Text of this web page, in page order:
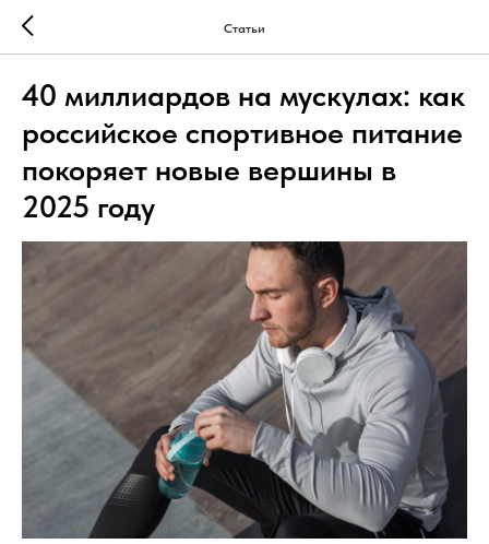
Статьи
40 миллиардов на мускулах: как
российское спортивное питание
покоряет новые вершины в
2025 году